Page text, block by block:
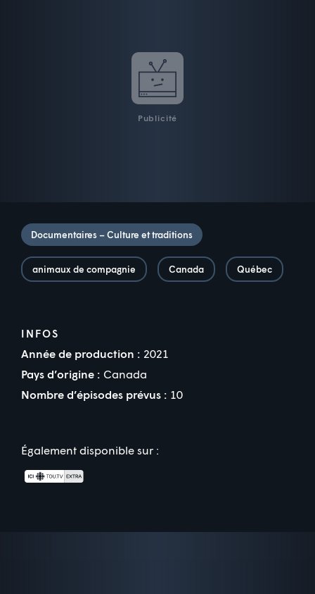
Publicité
Documentaires – Culture et traditions
animaux de compagnie Canada Québec
INFOS
Année de production : 2021
Pays d’origine : Canada
Nombre d’épisodes prévus : 10
Également disponible sur :